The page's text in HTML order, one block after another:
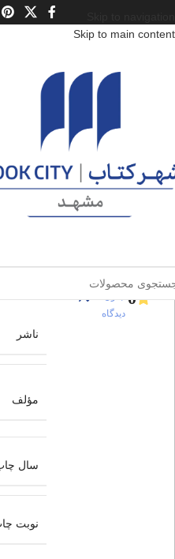
Skip to main content
محصولات / کتاب بزرگسال
رو در رو با اصغر
فروخته شده
0
دیدگاه
رو در
ناشر
مؤلف
سال
نوبت